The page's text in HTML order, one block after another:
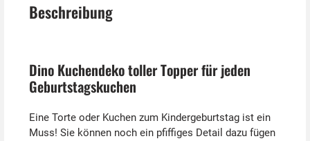
Beschreibung
Dino Kuchendeko toller Topper für jeden
Geburtstagskuchen
Eine Torte oder Kuchen zum Kindergeburtstag ist ein
Muss! Sie können noch ein pfiffiges Detail dazu fügen